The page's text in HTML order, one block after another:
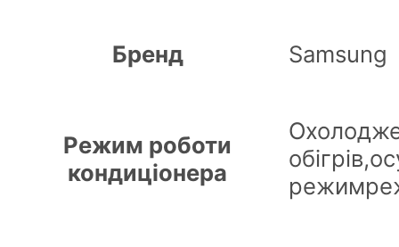
Бренд Samsung
Режим роботи
кондиціонера